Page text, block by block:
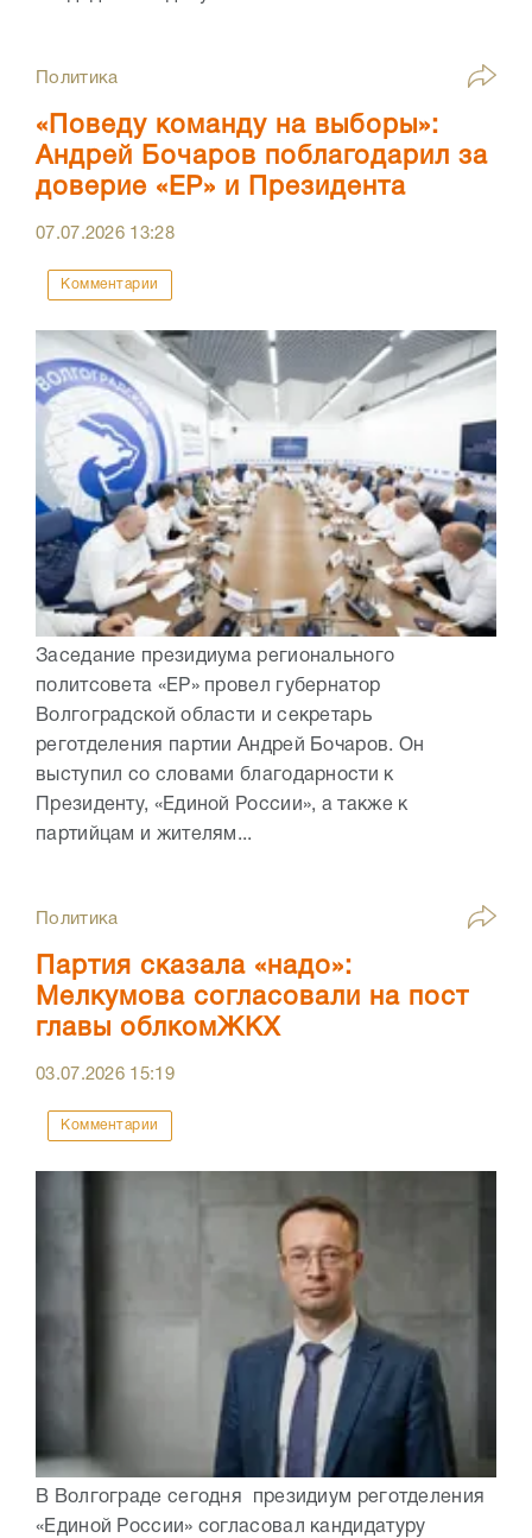
Политика
«Поведу команду на выборы»:
Андрей Бочаров поблагодарил за
доверие «ЕР» и Президента
07.07.2026 13:28
Комментарии
Заседание президиума регионального
политсовета «ЕР» провел губернатор
Волгоградской области и секретарь
реготделения партии Андрей Бочаров. Он
выступил со словами благодарности к
Президенту, «Единой России», а также к
партийцам и жителям...
Политика
Партия сказала «надо»:
Мелкумова согласовали на пост
главы облкомЖКХ
03.07.2026 15:19
Комментарии
В Волгограде сегодня президиум реготделения
«Единой России» согласовал кандидатуру